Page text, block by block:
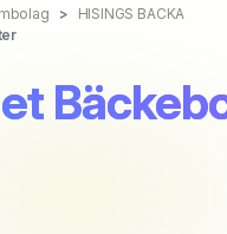
HISINGS BACKA